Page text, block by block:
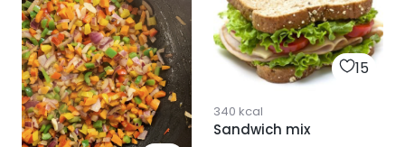
15
340 kcal
Sandwich mix